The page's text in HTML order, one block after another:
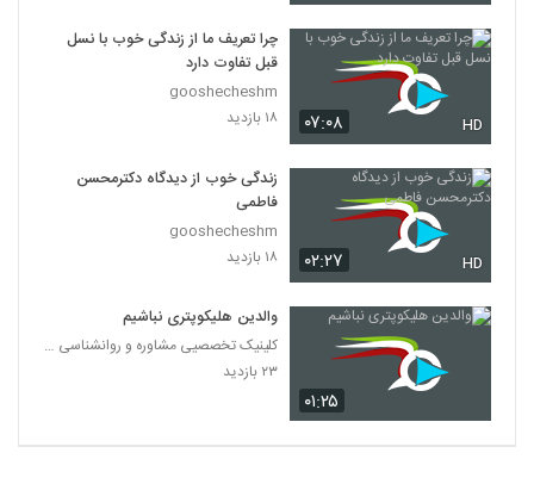
۰۷:۰۸ HD
چرا تعریف ما از زندگی خوب با نسل
قبل تفاوت دارد
gooshecheshm
۱۸ بازدید
۰۲:۲۷ HD
زندگی خوب از دیدگاه دکترمحسن
فاطمی
gooshecheshm
۱۸ بازدید
۰۱:۲۵
والدین هلیکوپتری نباشیم
کلینیک تخصصیی مشاوره و روانشناسی خانواده ایرانی
۲۳ بازدید